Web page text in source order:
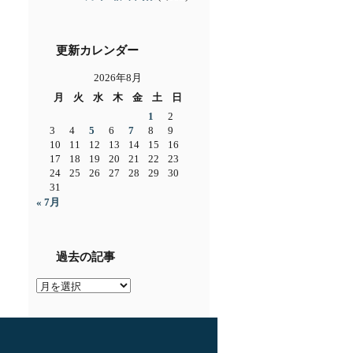
更新カレンダー
2026年8月
月
火 水 木 金 土
日
1
2
3
4 5 6 7 8
9
10
11 12 13 14 15
16
17
18 19 20 21 22
23
24
25 26 27 28 29
30
31
« 7月
過去の記事
過